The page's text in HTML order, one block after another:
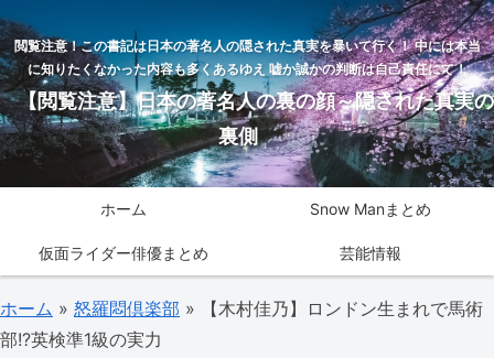
閲覧注意！この書記は日本の著名人の隠された真実を暴いて行く！ 中には本当
に知りたくなかった内容も多くあるゆえ 嘘か誠かの判断は自己責任にて！
【閲覧注意】日本の著名人の裏の顔～隠された真実の
裏側
ホーム Snow Manまとめ
仮面ライダー俳優まとめ 芸能情報
ホーム » 怒羅悶倶楽部 » 【木村佳乃】ロンドン生まれで馬術
部!?英検準1級の実力